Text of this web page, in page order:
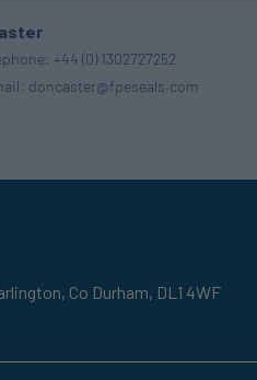
+44 (0) 1302727252
doncaster@fpeseals.com
Co Durham, DL1 4WF